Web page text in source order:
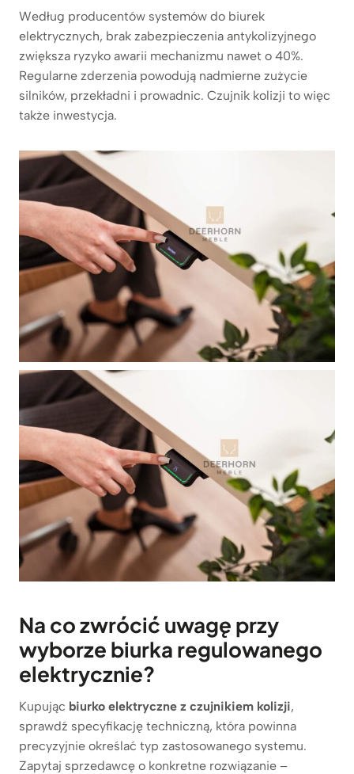
Według producentów systemów do biurek
elektrycznych, brak zabezpieczenia antykolizyjnego
zwiększa ryzyko awarii mechanizmu nawet o 40%.
Regularne zderzenia powodują nadmierne zużycie
silników, przekładni i prowadnic. Czujnik kolizji to więc
także inwestycja.
Na co zwrócić uwagę przy
wyborze biurka regulowanego
elektrycznie?
Kupując biurko elektryczne z czujnikiem kolizji,
sprawdź specyfikację techniczną, która powinna
precyzyjnie określać typ zastosowanego systemu.
Zapytaj sprzedawcę o konkretne rozwiązanie –